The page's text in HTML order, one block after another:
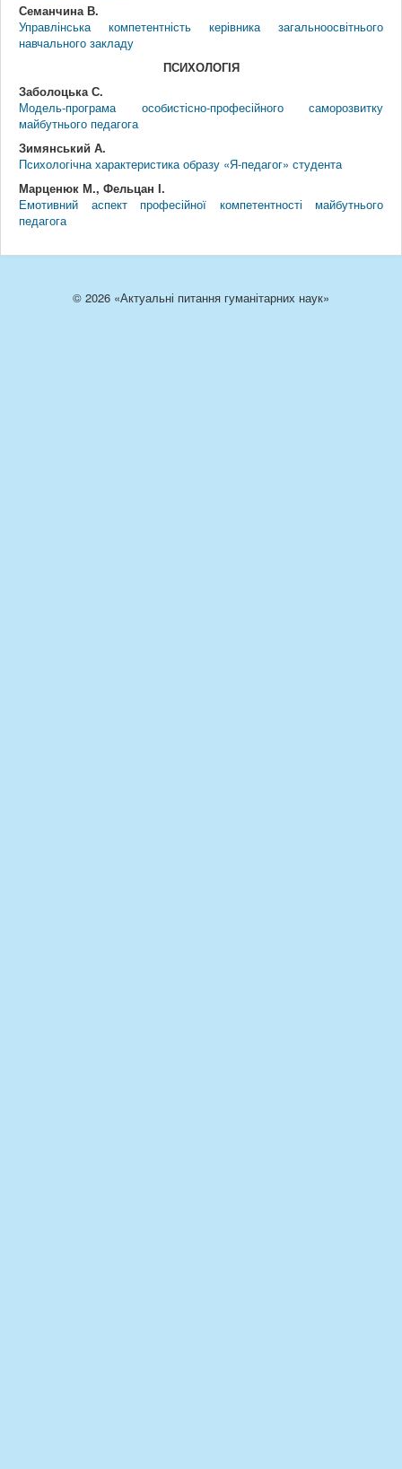
Семанчина В.
Управлінська компетентність керівника загальноосвітнього
навчального закладу
ПСИХОЛОГІЯ
Заболоцька С.
Модель-програма особистісно-професійного саморозвитку
майбутнього педагога
Зимянський А.
Психологічна характеристика образу «Я-педагог» студента
Марценюк М., Фельцан І.
Емотивний аспект професійної компетентності майбутнього
педагога
© 2026 «Актуальні питання гуманітарних наук»